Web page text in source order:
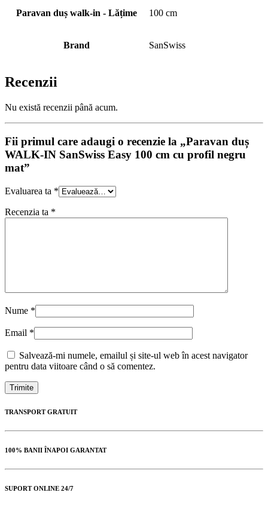
Paravan duș walk-in - Lățime 100 cm
Brand SanSwiss
Recenzii
Nu există recenzii până acum.
Fii primul care adaugi o recenzie la „Paravan duș
WALK-IN SanSwiss Easy 100 cm cu profil negru
mat”
Evaluarea ta *
Recenzia ta *
Nume *
Email *
Salvează-mi numele, emailul și site-ul web în acest navigator
pentru data viitoare când o să comentez.
TRANSPORT GRATUIT
100% BANII ÎNAPOI GARANTAT
SUPORT ONLINE 24/7